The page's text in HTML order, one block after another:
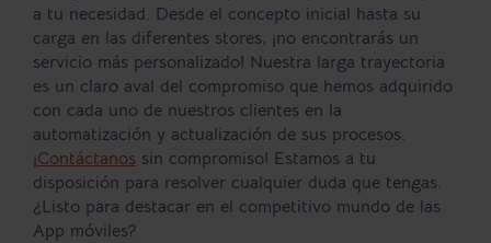
a tu necesidad. Desde el concepto inicial hasta su
carga en las diferentes stores, ¡no encontrarás un
servicio más personalizado! Nuestra larga trayectoria
es un claro aval del compromiso que hemos adquirido
con cada uno de nuestros clientes en la
automatización y actualización de sus procesos.
¡Contáctanos sin compromiso! Estamos a tu
disposición para resolver cualquier duda que tengas.
¿Listo para destacar en el competitivo mundo de las
App móviles?